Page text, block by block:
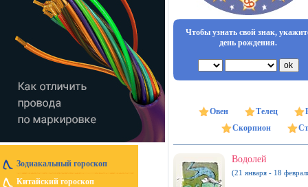
Зодиакальный гороскоп
Китайский гороскоп
Чтобы узнать свой знак,
день рождения.
Овен Телец
Скорпион
Водолей
(21 января - 18